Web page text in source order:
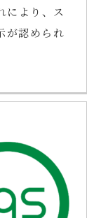
により、ス
が認められ